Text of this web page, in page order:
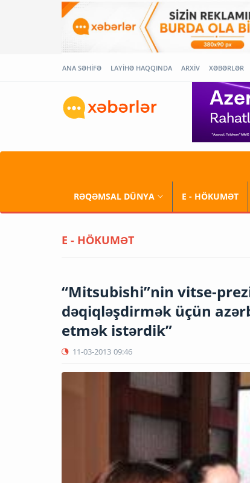
ANA SƏHİFƏ LAYİHƏ HAQQINDA ARXİV XƏBƏRLƏR
RƏQƏMSAL DÜNYA E - HÖKUMƏT
E - HÖKUMƏT
“Mitsubishi”nin vitse-
dəqiqləşdirmək üçün
etmək istərdik”
11-03-2013 09:46